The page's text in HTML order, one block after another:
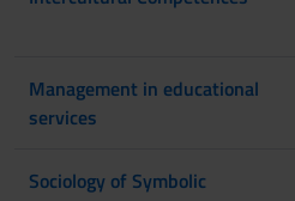
Management in educational
services
Sociology of Symbolic